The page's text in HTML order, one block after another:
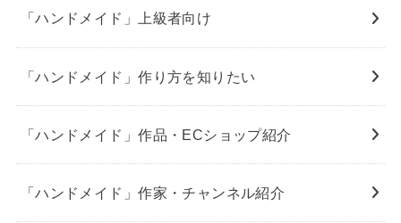
「ハンドメイド」上級者向け
「ハンドメイド」作り方を知りたい
「ハンドメイド」作品・ECショップ紹介
「ハンドメイド」作家・チャンネル紹介